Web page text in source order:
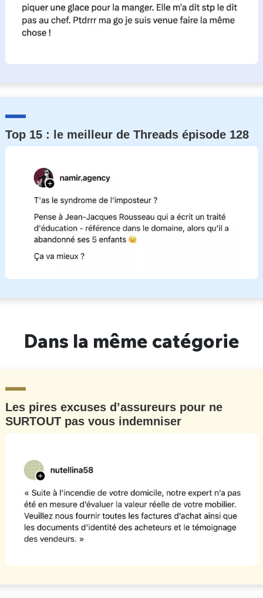
Top 15 : le meilleur de Threads épisode 128
Dans la même catégorie
Les pires excuses d’assureurs pour ne
SURTOUT pas vous indemniser